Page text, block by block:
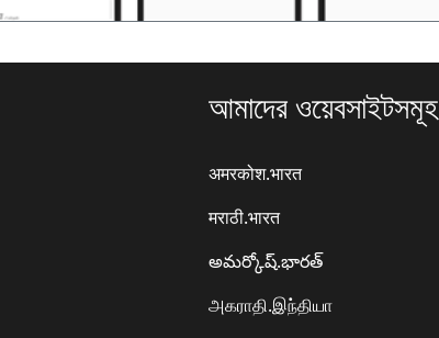
আমাদের ওয়েবসাইটসমূহ
अमरकोश.भारत
मराठी.भारत
అమర్కోష్.భారత్
அகராதி.இந்தியா